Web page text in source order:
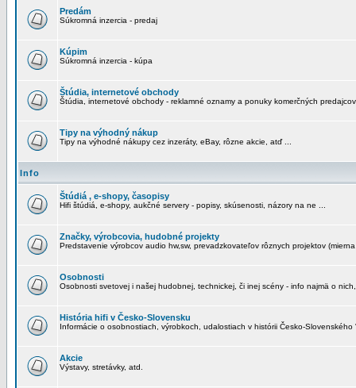
Predám
Súkromná inzercia - predaj
Kúpim
Súkromná inzercia - kúpa
Štúdia, internetové obchody
Štúdia, internetové obchody - reklamné oznamy a ponuky komerčných predajcov
Tipy na výhodný nákup
Tipy na výhodné nákupy cez inzeráty, eBay, rôzne akcie, atď ...
Info
Štúdiá , e-shopy, časopisy
Hifi štúdiá, e-shopy, aukčné servery - popisy, skúsenosti, názory na ne ...
Značky, výrobcovia, hudobné projekty
Predstavenie výrobcov audio hw,sw, prevadzkovateľov rôznych projektov
Osobnosti
Osobnosti svetovej i našej hudobnej, technickej, či inej scény - info najmä o
História hifi v Česko-Slovensku
Informácie o osobnostiach, výrobkoch, udalostiach v histórii Česko-Slovenského
Akcie
Výstavy, stretávky, atd.